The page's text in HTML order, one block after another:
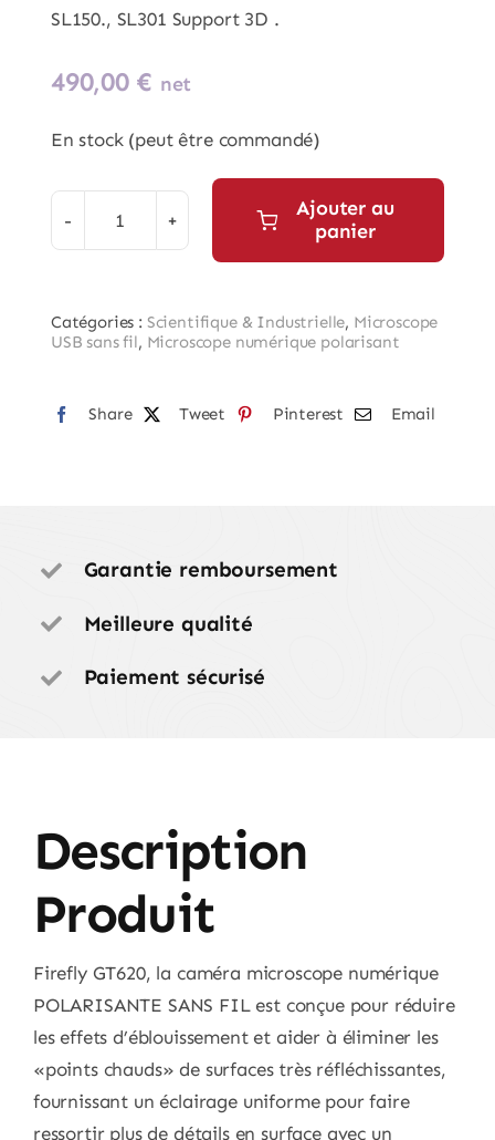
SL150., SL301 Support 3D .
490,00 € net
En stock (peut être commandé)
quantité
Microscope
polarisante
GT620
Ajouter au
panier
Catégories : Scientifique & Industrielle, Microscope
USB sans fil, Microscope numérique polarisant
Share Tweet Pinterest Email
Garantie remboursement
Meilleure qualité
Paiement sécurisé
Description
Produit
Firefly GT620, la caméra microscope numérique
POLARISANTE SANS FIL est conçue pour réduire
les effets d’éblouissement et aider à éliminer les
«points chauds» de surfaces très réfléchissantes,
fournissant un éclairage uniforme pour faire
ressortir plus de détails en surface avec un